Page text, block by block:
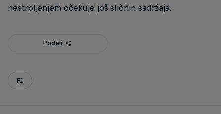
nestrpljenjem očekuje još sličnih sadržaja.
Podeli
F1